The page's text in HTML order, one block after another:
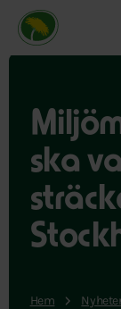
Miljöpartiet de
ska
Hem